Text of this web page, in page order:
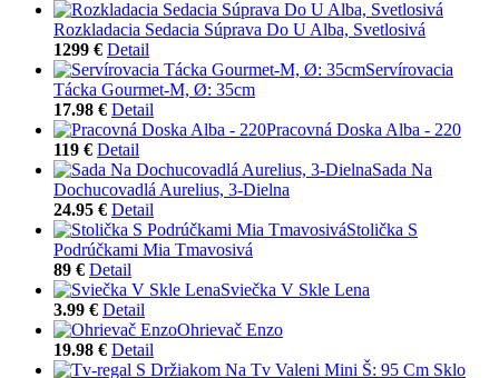
Rozkladacia Sedacia Súprava Do U Alba, Svetlosivá
1299 € Detail
Servírovacia
Tácka Gourmet-M, Ø: 35cm
17.98 € Detail
Pracovná Doska Alba - 220
119 € Detail
Sada Na
Dochucovadlá Aurelius, 3-Dielna
24.95 € Detail
Stolička S
Podrúčkami Mia Tmavosivá
89 € Detail
Sviečka V Skle Lena
3.99 € Detail
Ohrievač Enzo
19.98 € Detail